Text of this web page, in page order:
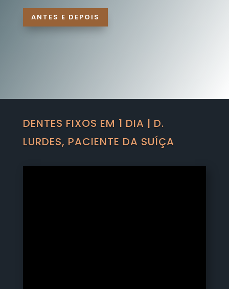
ANTES E DEPOIS
DENTES FIXOS EM 1 DIA | D.
LURDES, PACIENTE DA SUÍÇA